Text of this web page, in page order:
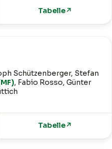
Tabelle↗
Schützenberger, Stefan
, Fabio Rosso, Günter
Tabelle↗